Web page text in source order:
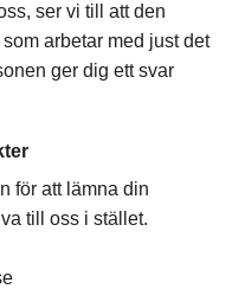
ser vi till att den
arbetar med just det
ger dig ett svar
för att lämna din
till oss i stället.